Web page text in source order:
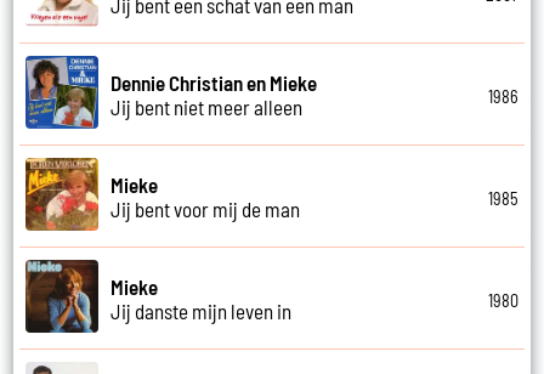
Dennie Christian en Mieke
Jij bent niet meer alleen
1986
Mieke
Jij bent voor mij de man
1985
Mieke
Jij danste mijn leven in
1980